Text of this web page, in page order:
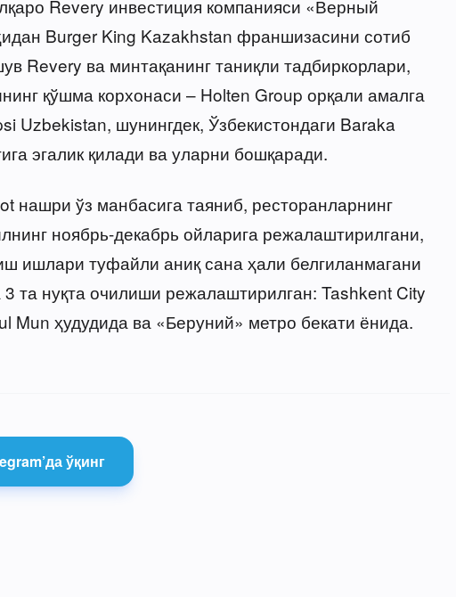
Revery инвестиция компанияси «Верный
Burger King Kazakhstan франшизасини сотиб
Revery ва минтақанинг таниқли тадбиркорлари,
қўшма корхонаси – Holten Group орқали амалга
Uzbekistan, шунингдек, Ўзбекистондаги Baraka
эгалик қилади ва уларни бошқаради.
нашри ўз манбасига таяниб, ресторанларнинг
ноябрь-декабрь ойларига режалаштирилгани,
ишлари туфайли аниқ сана ҳали белгиланмагани
3 та нуқта очилиши режалаштирилган: Tashkent City
Mun ҳудудида ва «Беруний» метро бекати ёнида.
ўқинг